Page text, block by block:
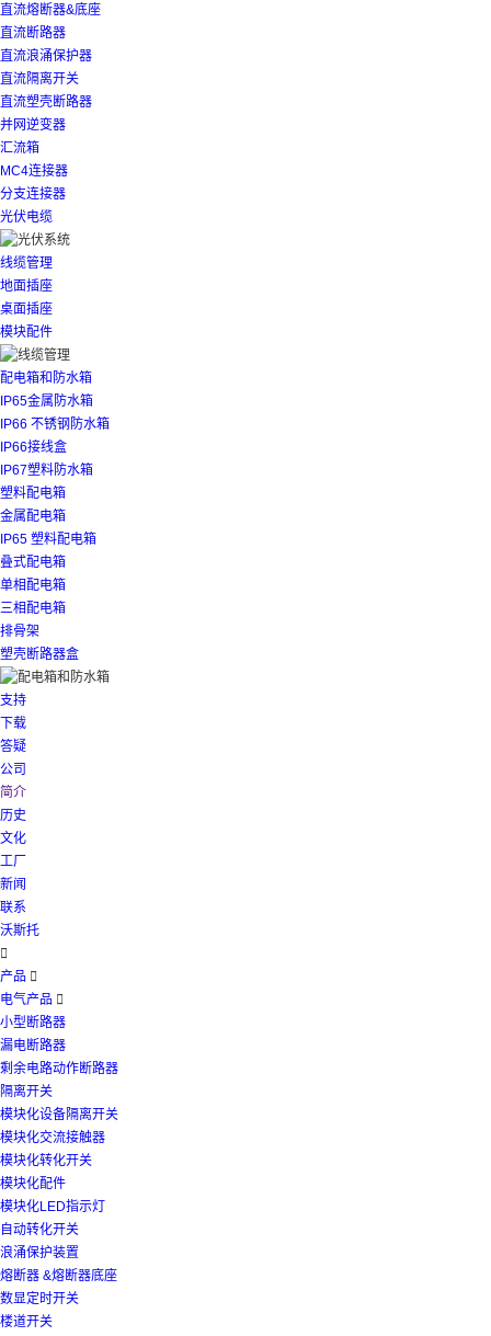
直流熔断器&底座
直流断路器
直流浪涌保护器
直流隔离开关
直流塑壳断路器
并网逆变器
汇流箱
MC4连接器
分支连接器
光伏电缆
线缆管理
地面插座
桌面插座
模块配件
配电箱和防水箱
IP65金属防水箱
IP66 不锈钢防水箱
IP66接线盒
IP67塑料防水箱
塑料配电箱
金属配电箱
IP65 塑料配电箱
叠式配电箱
单相配电箱
三相配电箱
排骨架
塑壳断路器盒
支持
下载
答疑
公司
简介
历史
文化
工厂
新闻
联系
沃斯托

产品 
电气产品 
小型断路器
漏电断路器
剩余电路动作断路器
隔离开关
模块化设备隔离开关
模块化交流接触器
模块化转化开关
模块化配件
模块化LED指示灯
自动转化开关
浪涌保护装置
熔断器 &熔断器底座
数显定时开关
楼道开关